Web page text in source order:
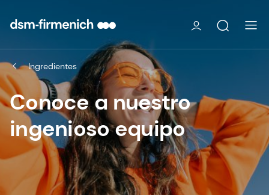
Ingredientes
Conoce a nuestro
ingenioso equipo